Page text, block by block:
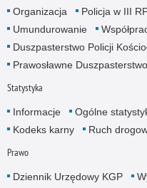
Organizacja
Policja w III
Umundurowanie
Duszpasterstwo Policji
Prawosławne
Statystyka
Informacje Ogólne
Kodeks karny
Ruch
Prawo
Dziennik Urzędowy KGP